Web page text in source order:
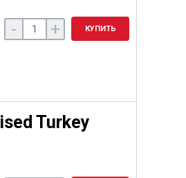
- + КУПИТЬ
Turkey